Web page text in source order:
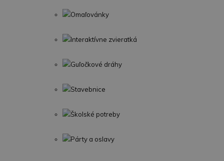
Omaľovánky
Interaktívne zvieratká
Guľočkové dráhy
Stavebnice
Školské potreby
Párty a oslavy